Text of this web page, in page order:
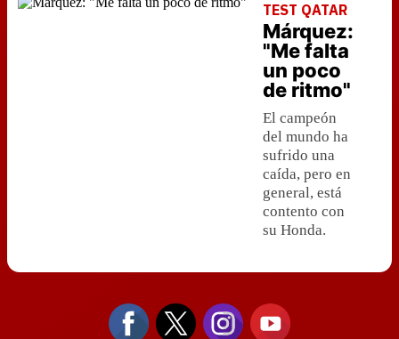
TEST QATAR
Márquez:
"Me falta
un poco
de ritmo"
El campeón
del mundo ha
sufrido una
caída, pero en
general, está
contento con
su Honda.